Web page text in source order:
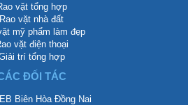
vặt tổng hợp
Rao vặt nhà đất
mỹ phẩm làm đẹp
vặt điện thoại
trí tổng hợp
ĐỐI TÁC
Biên Hòa Đồng Nai